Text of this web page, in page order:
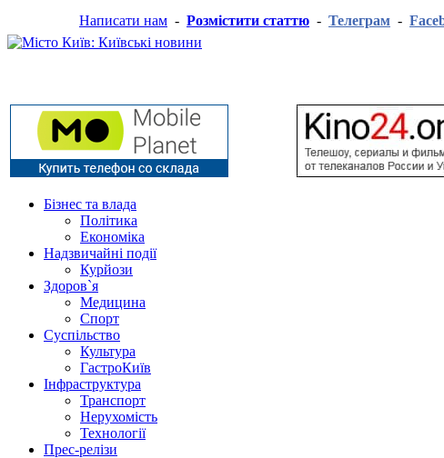
Написати нам - Розмістити статтю - Телеграм -
Бізнес та влада
Політика
Економіка
Надзвичайні події
Курйози
Здоров`я
Медицина
Спорт
Суспільство
Культура
ГастроКиїв
Інфраструктура
Транспорт
Нерухомість
Технології
Прес-релізи